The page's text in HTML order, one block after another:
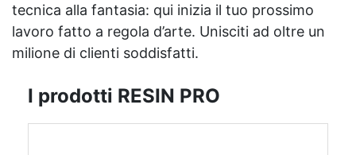
tecnica alla fantasia: qui inizia il tuo prossimo
lavoro fatto a regola d’arte. Unisciti ad oltre un
milione di clienti soddisfatti.
I prodotti RESIN PRO